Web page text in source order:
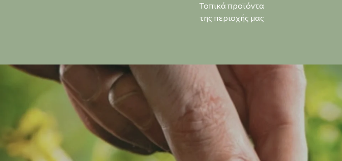
Τοπικά προϊόντα
της περιοχής μας